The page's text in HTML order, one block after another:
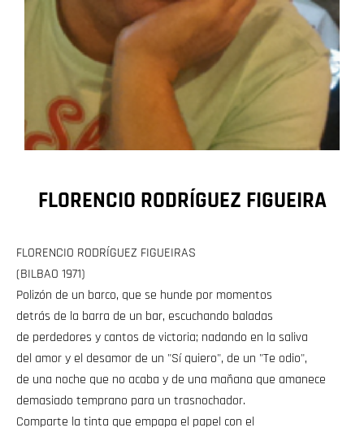
FLORENCIO RODRÍGUEZ FIGUEIRA
FLORENCIO RODRÍGUEZ FIGUEIRAS
(BILBAO 1971)
Polizón de un barco, que se hunde por momentos
detrás de la barra de un bar, escuchando baladas
de perdedores y cantos de victoria; nadando en la saliva
del amor y el desamor de un "Sí quiero", de un "Te odio",
de una noche que no acaba y de una mañana que amanece
demasiado temprano para un trasnochador.
Comparte la tinta que empapa el papel con el